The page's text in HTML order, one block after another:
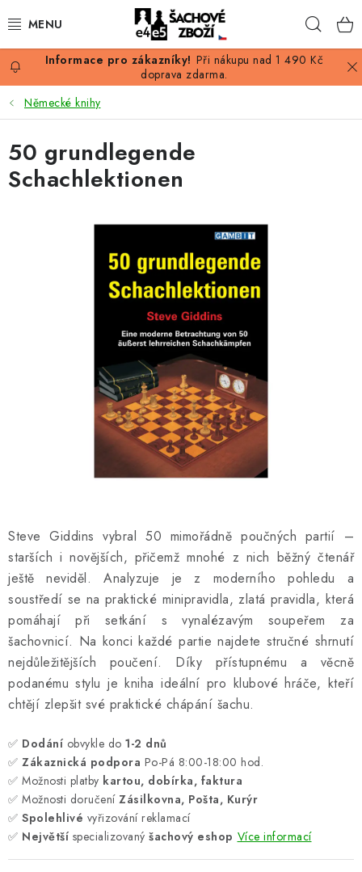
na
AKCE
ŠACHY
ŠACHOVÉ FIGURKY
ŠACHOVÉ KNIHY
ŠACHOVÝ ANTIKVARIÁT
ONLINE ŠACHY
ŠACHOVÝ MERCH
O nás Blog Kontakt Obchodní podmínky FAQ
Při nákupu nad 1 490 Kč
doprava zdarma.
Německé knihy
Steve Giddins vybral 50 mimořádně poučných partií –
starších i novějších, přičemž mnohé z nich běžný čtenář
ještě neviděl. Analyzuje je z moderního pohledu a
soustředí se na praktické minipravidla, zlatá pravidla, která
pomáhají při setkání s vynalézavým soupeřem za
šachovnicí. Na konci každé partie najdete stručné shrnutí
nejdůležitějších poučení. Díky přístupnému a věcně
podanému stylu je kniha ideální pro klubové hráče, kteří
chtějí zlepšit své praktické chápání šachu.
✅ Dodání obvykle do 1-2 dnů
✅ Zákaznická podpora Po-Pá 8:00-18:00 hod.
✅ Možnosti platby kartou, dobírka, faktura
✅ Možnosti doručení Zásilkovna, Pošta, Kurýr
✅ Spolehlivé vyřizování reklamací
✅ Největší specializovaný šachový eshop Více informací
50 grundlegende
Schachlektionen